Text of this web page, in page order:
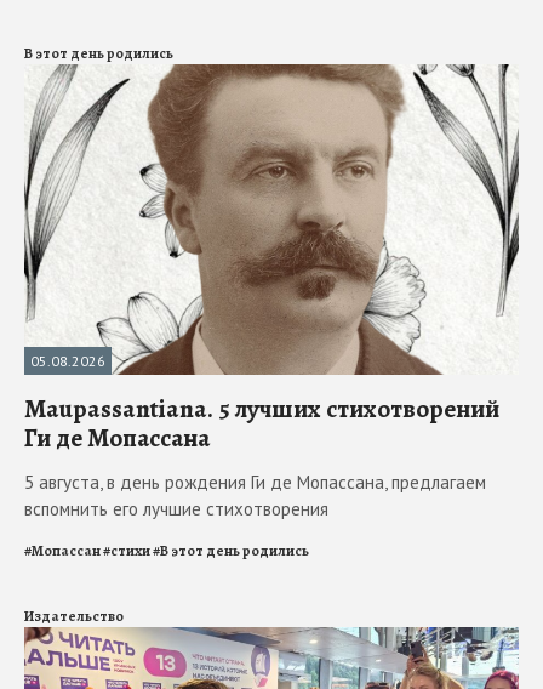
В этот день родились
05.08.2026
Maupassantiana. 5 лучших стихотворений
Ги де Мопассана
5 августа, в день рождения Ги де Мопассана, предлагаем
вспомнить его лучшие стихотворения
#Мопассан#стихи#В этот день родились
Издательство